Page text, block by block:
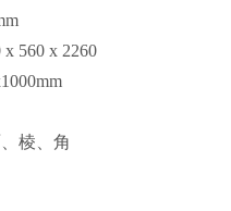
560 x 2260
棱、角